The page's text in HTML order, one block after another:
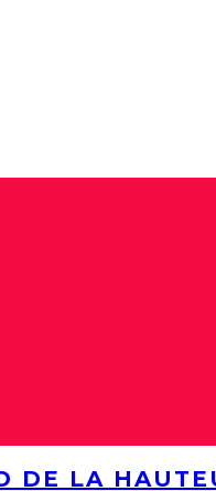
DE LA